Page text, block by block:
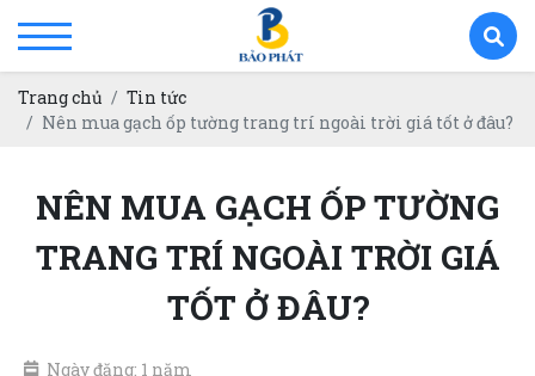
Trang chủ
Tin tức
Nên mua gạch ốp tường trang trí ngoài trời giá tốt ở đâu?
NÊN MUA GẠCH ỐP TƯỜNG
TRANG TRÍ NGOÀI TRỜI GIÁ
TỐT Ở ĐÂU?
Ngày đăng: 1 năm